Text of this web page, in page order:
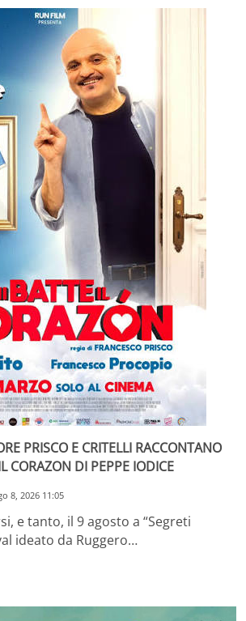
PRISCO E CRITELLI RACCONTANO
CORAZON DI PEPPE IODICE
8, 2026 11:05
e tanto, il 9 agosto a “Segreti
ideato da Ruggero…